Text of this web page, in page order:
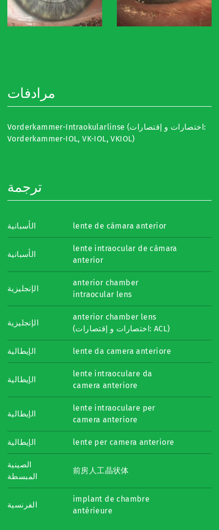
مرادفات
Vorderkammer-Intraokularlinse (اختصارات و إقتصارات:
Vorderkammer-IOL, VK-IOL, VKIOL)
ترجمة
الأسبانية lente de cámara anterior
الأسبانية
lente intraocular de cámara
anterior
الإنجليزية
anterior chamber
intraocular lens
الإنجليزية
anterior chamber lens
(اختصارات و إقتصارات: ACL)
الإيطالية lente da camera anteriore
الإيطالية
lente intraoculare da
camera anteriore
الإيطالية
lente intraoculare per
camera anteriore
الإيطالية lente per camera anteriore
الصينية
المبسطة
前房人工晶状体
الفرنسية
implant de chambre
antérieure